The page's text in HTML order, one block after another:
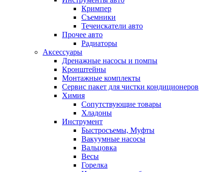
Кримпер
Съемники
Течеискатели авто
Прочее авто
Радиаторы
Аксессуары
Дренажные насосы и помпы
Кронштейны
Монтажные комплекты
Сервис пакет для чистки кондиционеров
Химия
Сопутствующие товары
Хладоны
Инструмент
Быстросъемы, Муфты
Вакуумные насосы
Вальцовка
Весы
Горелка